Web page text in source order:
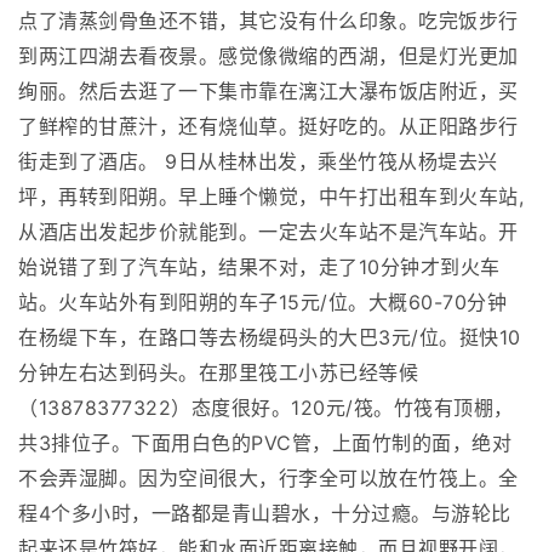
点了清蒸剑骨鱼还不错，其它没有什么印象。吃完饭步行
到两江四湖去看夜景。感觉像微缩的西湖，但是灯光更加
绚丽。然后去逛了一下集市靠在漓江大瀑布饭店附近，买
了鲜榨的甘蔗汁，还有烧仙草。挺好吃的。从正阳路步行
街走到了酒店。 9日从桂林出发，乘坐竹筏从杨堤去兴
坪，再转到阳朔。早上睡个懒觉，中午打出租车到火车站,
从酒店出发起步价就能到。一定去火车站不是汽车站。开
始说错了到了汽车站，结果不对，走了10分钟才到火车
站。火车站外有到阳朔的车子15元/位。大概60-70分钟
在杨缇下车，在路口等去杨缇码头的大巴3元/位。挺快10
分钟左右达到码头。在那里筏工小苏已经等候
（13878377322）态度很好。120元/筏。竹筏有顶棚，
共3排位子。下面用白色的PVC管，上面竹制的面，绝对
不会弄湿脚。因为空间很大，行李全可以放在竹筏上。全
程4个多小时，一路都是青山碧水，十分过瘾。与游轮比